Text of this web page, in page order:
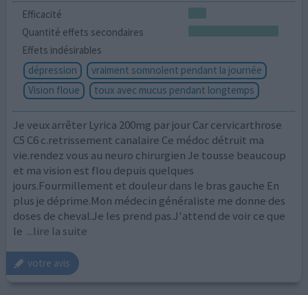
Efficacité
Quantité effets secondaires
Effets indésirables
dépression
vraiment somnolent pendant la journée
Vision floue
toux avec mucus pendant longtemps
Je veux arrêter Lyrica 200mg par jour Car cervicarthrose
C5 C6 c.retrissement canalaire Ce médoc détruit ma
vie.rendez vous au neuro chirurgien Je tousse beaucoup
et ma vision est flou depuis quelques
jours.Fourmillement et douleur dans le bras gauche En
plus je déprime.Mon médecin généraliste me donne des
doses de cheval.Je les prend pas.J'attend de voir ce que
le ...lire la suite
votre avis